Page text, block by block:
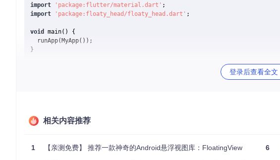
import 'package:flutter/material.dart'
import
'package:floaty_head/floaty_head.dart' ;
void
main() {
  runApp(MyApp());
}
          title: Text(
          child: ElevatedButton(
登录后查看全文
相关内容推荐
1 【亲测免费】 推荐一款神奇的Android悬浮视图库：FloatingView 6